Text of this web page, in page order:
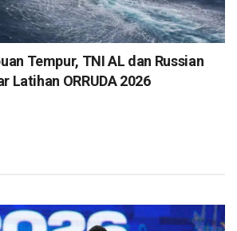
Tempur, TNI AL dan Russian
Latihan ORRUDA 2026